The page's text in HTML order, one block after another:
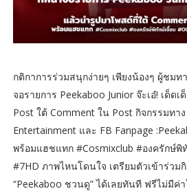
กติกาการร่วมสนุกง่ายๆ เพียงน้องๆ ผู้ชมท
จอรายการ Peekaboo Junior จ๊ะเอ๋! เด็ด
Post ใต้ Comment ใน Post กิจกรรมทาง
Entertainment และ FB Fanpage
พร้อมแฮชแทก #Cosmixclub #องครักษ์พิ
#7HD ภาพไหนโดนใจ เตรียมตัวเข้าร่วม
“Peekaboo ชวนดู” ได้เลยทันที ฟรีไม่มีค่